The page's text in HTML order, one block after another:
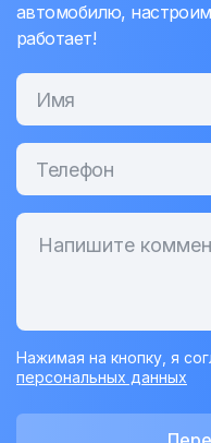
автомобилю,
работает!
Нажимая на кнопку, я
персональных данных